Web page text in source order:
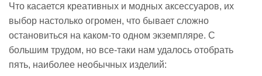
Что касается креативных и модных аксессуаров, их
выбор настолько огромен, что бывает сложно
остановиться на каком-то одном экземпляре. С
большим трудом, но все-таки нам удалось отобрать
пять, наиболее необычных изделий: